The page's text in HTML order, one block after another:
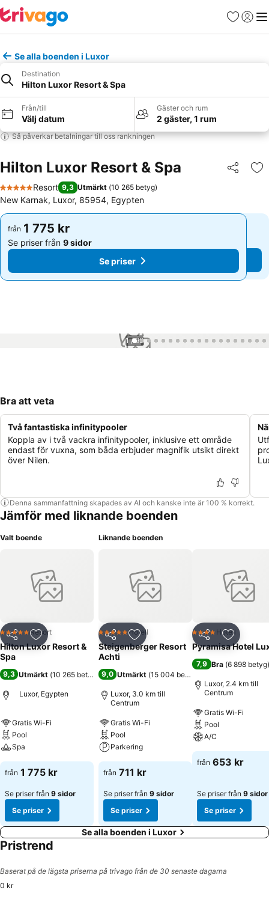
Favoriter
Logga
Se alla boenden i Luxor
Destination
Hilton Luxor Resort & Spa
Från/till
Välj datum
Gäster och rum
2 gäster, 1 rum
Så påverkar betalningar till oss rankningen
Hilton Luxor Resort & Spa Dela
5 Stjärnor
Resort 9,3 Utmärkt (10 265 betyg)
New Karnak, Luxor, 85954, Egypten
från 1 775 kr
Se priser från 9 sidor
Se priser
från 1 775 kr
Se priser från 9 sidor
Se priser
1 / 99
Bra att veta
Två fantastiska infinitypooler
Koppla av i två vackra infinitypooler, inklusive ett område
endast för vuxna, som båda erbjuder magnifik utsikt direkt
över Nilen.
Denna sammanfattning skapades av AI och kanske inte är 100 % korrekt.
Jämför med liknande boenden
Valt boende
Dela Lägg till i Mina Favoriter
5 StjärnorResort
Hilton Luxor Resort &
Spa
9,3 Utmärkt (10 265 betyg
Luxor, Egypten
Gratis Wi-Fi
Pool
Spa
från 1 775 kr
Se priser från 9 sidor
Se priser
Liknande boenden
Dela Lägg till i Mina Favoriter
5 StjärnorHotell
Steigenberger Resort
Achti
9,0 Utmärkt (15 004 betyg
Luxor, 3.0 km till
Centrum
Gratis Wi-Fi
Pool
Parkering
från 711 kr
Se priser från 9 sidor
Se priser
Dela Lägg till
4 StjärnorHotell
Pyramisa Hotel
7,9 Bra (6 898 betyg)
Luxor, 2.4 km till
Centrum
Gratis Wi-Fi
Pool
A/C
från 653 kr
Se priser från 9 sidor
Se priser
Se alla boenden i Luxor
Pristrend
Baserat på de lägsta priserna på trivago från de 30 senaste dagarna
0 kr